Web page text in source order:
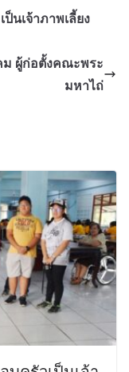
นเจ้าภาพเลี้ยง
ผู้ก่อตั้งคณะพระ
มหาไถ่